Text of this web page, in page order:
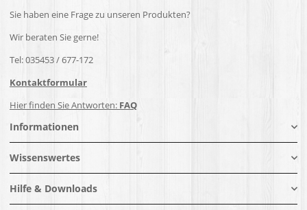
Sie haben eine Frage zu unseren Produkten?
Wir beraten Sie gerne!
Tel: 035453 / 677-172
Kontaktformular
Hier finden Sie Antworten: FAQ
Informationen
Wissenswertes
Hilfe & Downloads